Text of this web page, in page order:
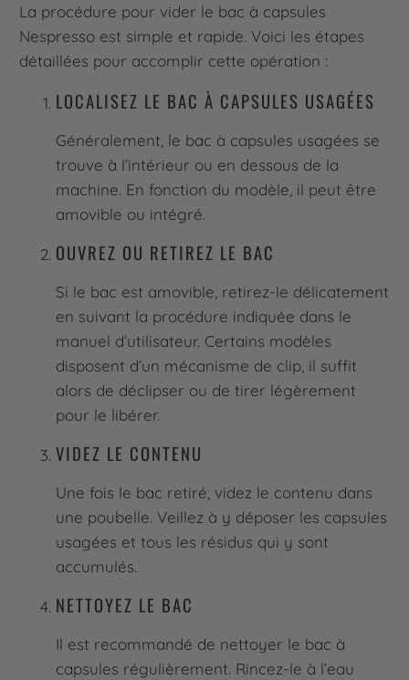
La procédure pour vider le bac à capsules
Nespresso est simple et rapide. Voici les étapes
détaillées pour accomplir cette opération :
LOCALISEZ LE BAC À CAPSULES USAGÉES
Généralement, le bac à capsules usagées se
trouve à l’intérieur ou en dessous de la
machine. En fonction du modèle, il peut être
amovible ou intégré.
OUVREZ OU RETIREZ LE BAC
Si le bac est amovible, retirez-le délicatement
en suivant la procédure indiquée dans le
manuel d’utilisateur. Certains modèles
disposent d’un mécanisme de clip, il suffit
alors de déclipser ou de tirer légèrement
pour le libérer.
VIDEZ LE CONTENU
Une fois le bac retiré, videz le contenu dans
une poubelle. Veillez à y déposer les capsules
usagées et tous les résidus qui y sont
accumulés.
NETTOYEZ LE BAC
Il est recommandé de nettoyer le bac à
capsules régulièrement. Rincez-le à l’eau